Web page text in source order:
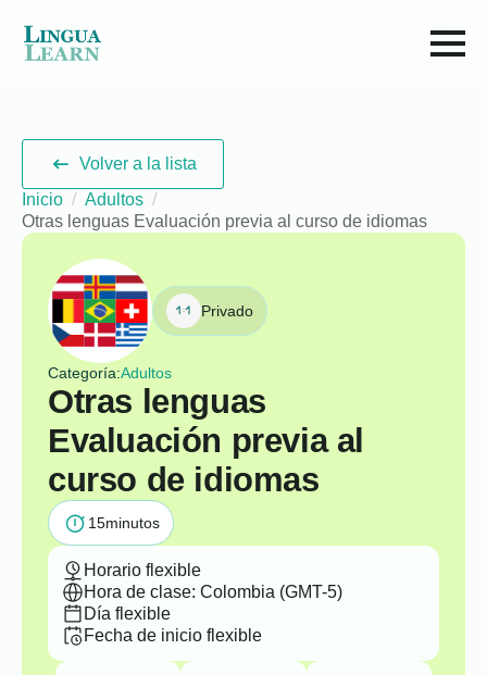
Volver a la lista
Inicio
Adultos
Otras lenguas Evaluación previa al curso de idiomas
Privado
Categoría:Adultos
Otras lenguas
Evaluación previa al
curso de idiomas
15minutos
Horario flexible
Hora de clase: Colombia (GMT-5)
Día flexible
Fecha de inicio flexible